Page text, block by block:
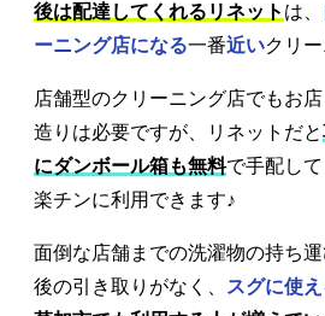
後は配達してくれるリネット は、
ーニング店になる一番近いクリ
店舗型のクリーニング店でもお
造りは必要ですが、リネットだと
にダンボール箱も無料で手配し
楽チンに利用できます♪
面倒な店舗までの洗濯物の持ち
後の引き取りがなく、
スグに使